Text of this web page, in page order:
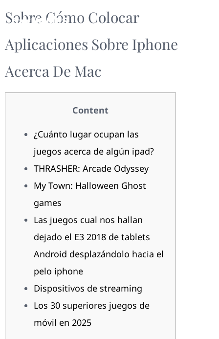
Sobre Cómo Colocar
Aplicaciones Sobre Iphone
Acerca De Mac
Content
¿Cuánto lugar‌ ocupan las
juegos acerca de algún ipad?
THRASHER: Arcade Odyssey
My Town: Halloween Ghost
games
Las juegos cual nos hallan
dejado el E3 2018 de tablets
Android desplazándolo hacia el
pelo iphone
Dispositivos de streaming
Los 30 superiores juegos de
móvil en 2025